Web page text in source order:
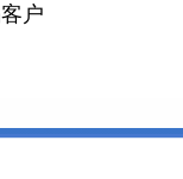
户